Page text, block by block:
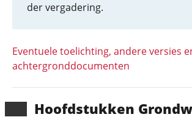
Hoofd­stukken
der vergadering.
Eventuele toelichting, andere versies
achtergronddocumenten